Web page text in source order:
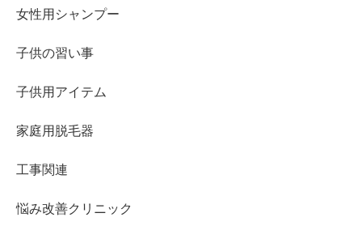
女性用シャンプー
子供の習い事
子供用アイテム
家庭用脱毛器
工事関連
悩み改善クリニック